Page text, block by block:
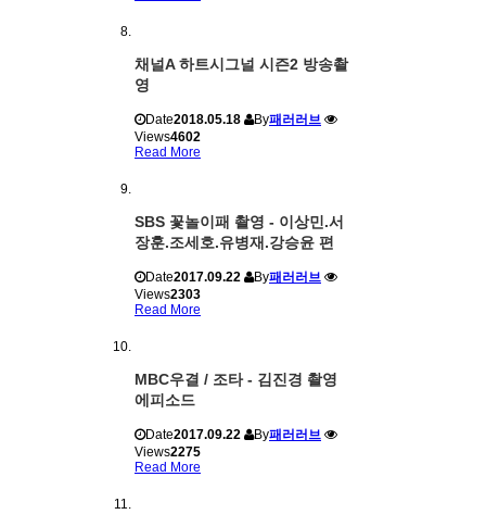
채널A 하트시그널 시즌2 방송촬
영
Date2018.05.18 By패러러브
Views4602
Read More
SBS 꽃놀이패 촬영 - 이상민.서
장훈.조세호.유병재.강승윤 편
Date2017.09.22 By패러러브
Views2303
Read More
MBC우결 / 조타 - 김진경 촬영
에피소드
Date2017.09.22 By패러러브
Views2275
Read More